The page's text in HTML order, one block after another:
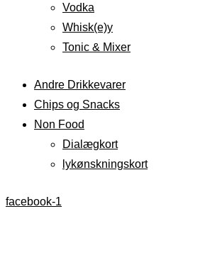
Vodka
Whisk(e)y
Tonic & Mixer
Andre Drikkevarer
Chips og Snacks
Non Food
Dialægkort
lykønskningskort
facebook-1